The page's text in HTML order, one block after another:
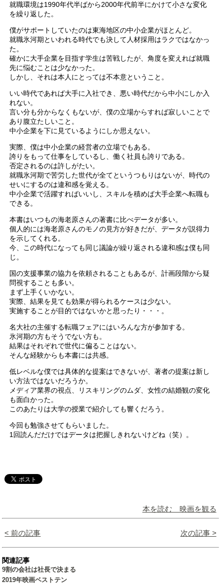
就職環境は1990年代半ばから2000年代前半にかけて小さな変化
を繰り返した。
僕がサポートしていたのは東海地区の中小企業がほとんど。
就職氷河期といわれる時代でも決して人材採用はラクではなかっ
た。
確かに大手企業を目指す学生は苦戦したが、角度を変えれば就職
先に悩むことは少なかった。
しかし、それは本人にとっては不本意ということ。
いい時代であれば大手に入社でき、悪い時代だから中小にしか入
れない。
言い分も分からなくもないが、僕の立場からすれば寂しいことで
あり腹立たしいこと。
中小企業を下に見ているようにしか思えない。
実際、僕は中小企業の経営者の立場でもある。
誇りをもって仕事をしているし、働く社員も誇りである。
否定されるのは許しがたい。
就職氷河期で苦労した世代が全てというつもりはないが、時代の
せいにするのは違和感を覚える。
中小企業で活躍すればいいし、スキルを積めば大手企業へ転職も
できる。
本書はいつもの海老原さんの著書に比べデータが多い。
個人的には海老原さんのモノの見方が好きだが、データが説得力
を示してくれる。
今、この時代になっても同じ議論が繰り返される違和感は僕も同
じ。
国の支援事業の協力を依頼されることもあるが、計画段階から疑
問視することも多い。
まず上手くいかない。
実際、結果を見ても効果が得られるケースは少ない。
実施することが目的ではないかと思ったり・・・。
名大社の主催する転職フェアにはいろんな方が参加する。
氷河期の方もそうでない方も。
結果はそれぞれで世代に偏ることはない。
そんな経験からも本書には共感。
低レベルな僕では具体的な提案はできないが、著者の提案は新し
い方法ではないだろうか。
メディア業界の視点、リスキリングのムダ、女性の結婚観の変化
も面白かった。
このあたりは大学の授業で紹介しても響くだろう。
今回も勉強させてもらいました。
1回読んだだけではデータは把握しきれないけどね（笑）。
本を読む 映画を観る
< 前の記事 次の記事 >
関連記事
9割の会社は社長で決まる
2019年映画ベストテン